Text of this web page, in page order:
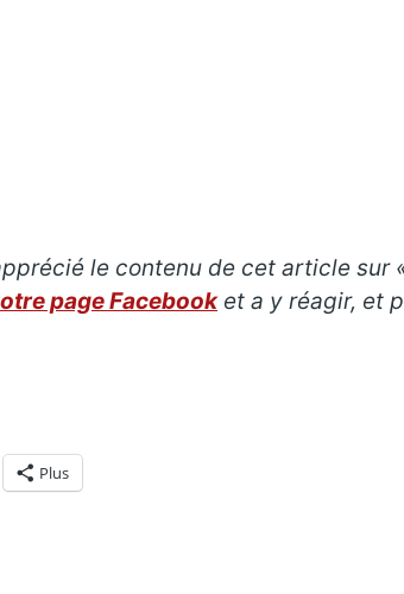
le contenu de cet article sur
page Facebooket a y réagir, et
Plus